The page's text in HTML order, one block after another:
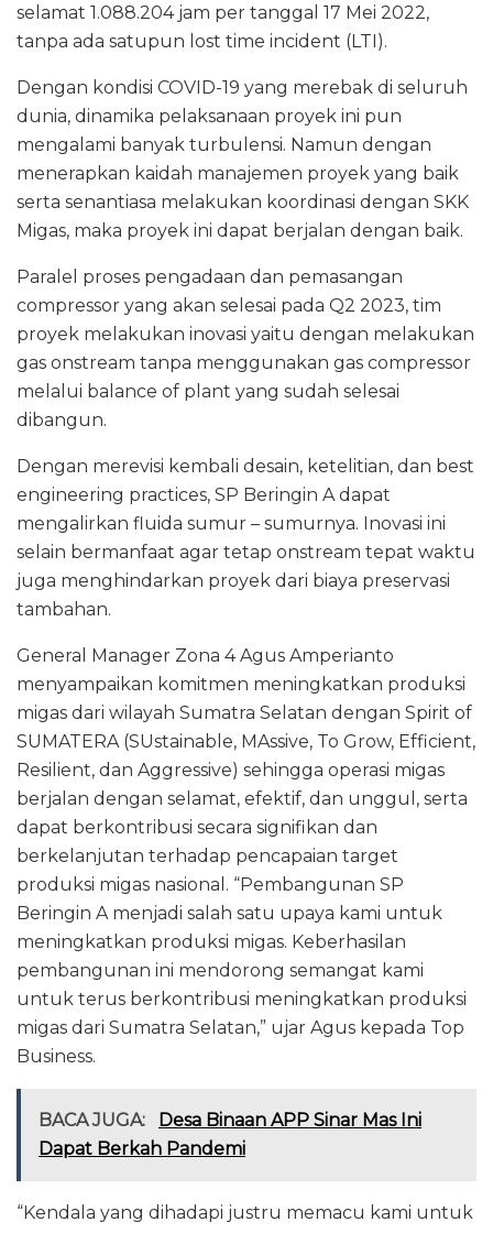
selamat 1.088.204 jam per tanggal 17 Mei 2022,
tanpa ada satupun lost time incident (LTI).
Dengan kondisi COVID-19 yang merebak di seluruh
dunia, dinamika pelaksanaan proyek ini pun
mengalami banyak turbulensi. Namun dengan
menerapkan kaidah manajemen proyek yang baik
serta senantiasa melakukan koordinasi dengan SKK
Migas, maka proyek ini dapat berjalan dengan baik.
Paralel proses pengadaan dan pemasangan
compressor yang akan selesai pada Q2 2023, tim
proyek melakukan inovasi yaitu dengan melakukan
gas onstream tanpa menggunakan gas compressor
melalui balance of plant yang sudah selesai
dibangun.
Dengan merevisi kembali desain, ketelitian, dan best
engineering practices, SP Beringin A dapat
mengalirkan fluida sumur – sumurnya. Inovasi ini
selain bermanfaat agar tetap onstream tepat waktu
juga menghindarkan proyek dari biaya preservasi
tambahan.
General Manager Zona 4 Agus Amperianto
menyampaikan komitmen meningkatkan produksi
migas dari wilayah Sumatra Selatan dengan Spirit of
SUMATERA (SUstainable, MAssive, To Grow, Efficient,
Resilient, dan Aggressive) sehingga operasi migas
berjalan dengan selamat, efektif, dan unggul, serta
dapat berkontribusi secara signifikan dan
berkelanjutan terhadap pencapaian target
produksi migas nasional. “Pembangunan SP
Beringin A menjadi salah satu upaya kami untuk
meningkatkan produksi migas. Keberhasilan
pembangunan ini mendorong semangat kami
untuk terus berkontribusi meningkatkan produksi
migas dari Sumatra Selatan,” ujar Agus kepada Top
Business.
BACA JUGA:
Desa Binaan APP Sinar Mas Ini
Dapat Berkah Pandemi
“Kendala yang dihadapi justru memacu kami untuk